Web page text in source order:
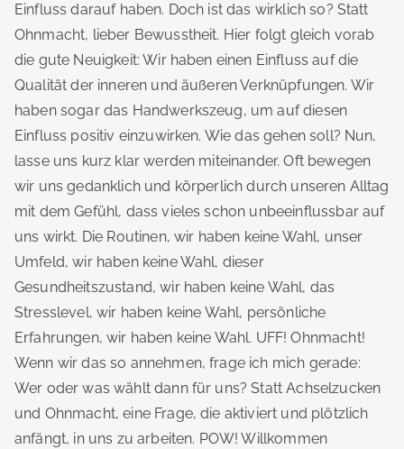
Einfluss darauf haben. Doch ist das wirklich so? Statt
Ohnmacht, lieber Bewusstheit. Hier folgt gleich vorab
die gute Neuigkeit: Wir haben einen Einfluss auf die
Qualität der inneren und äußeren Verknüpfungen. Wir
haben sogar das Handwerkszeug, um auf diesen
Einfluss positiv einzuwirken. Wie das gehen soll? Nun,
lasse uns kurz klar werden miteinander. Oft bewegen
wir uns gedanklich und körperlich durch unseren Alltag
mit dem Gefühl, dass vieles schon unbeeinflussbar auf
uns wirkt. Die Routinen, wir haben keine Wahl, unser
Umfeld, wir haben keine Wahl, dieser
Gesundheitszustand, wir haben keine Wahl, das
Stresslevel, wir haben keine Wahl, persönliche
Erfahrungen, wir haben keine Wahl. UFF! Ohnmacht!
Wenn wir das so annehmen, frage ich mich gerade:
Wer oder was wählt dann für uns? Statt Achselzucken
und Ohnmacht, eine Frage, die aktiviert und plötzlich
anfängt, in uns zu arbeiten. POW! Willkommen